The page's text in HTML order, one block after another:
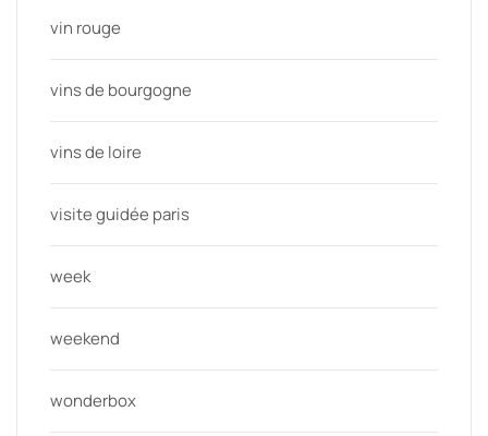
vin rouge
vins de bourgogne
vins de loire
visite guidée paris
week
weekend
wonderbox